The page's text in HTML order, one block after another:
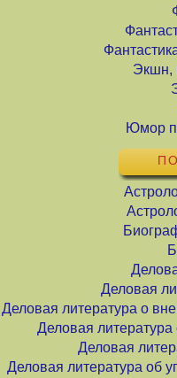
Экшн,
Юмор
Деловая
Деловая литература о
Деловая
Деловая
Деловая литература об